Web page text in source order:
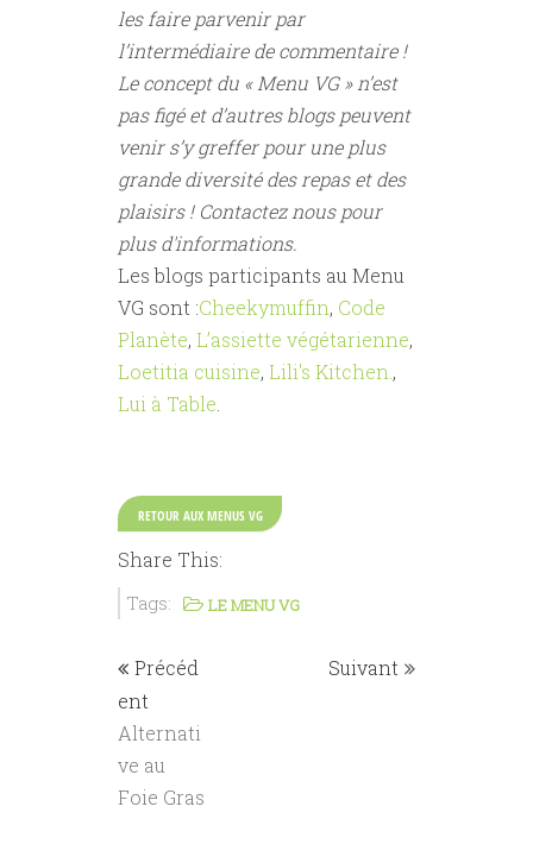
les faire parvenir par
l’intermédiaire de commentaire !
Le concept du « Menu VG » n’est
pas figé et d’autres blogs peuvent
venir s’y greffer pour une plus
grande diversité des repas et des
plaisirs ! Contactez nous pour
plus d'informations.
Les blogs participants au Menu
VG sont :Cheekymuffin, Code
Planète, L’assiette végétarienne,
Loetitia cuisine, Lili's Kitchen. ,
Lui à Table
RETOUR AUX MENUS VG
Share This:
Tags: LE MENU VG
Précéd
ent
Alternati
ve au
Foie Gras
Suivant